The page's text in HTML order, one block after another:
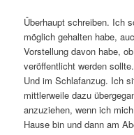
Überhaupt schreiben. Ich
möglich gehalten habe,
Vorstellung davon habe,
veröffentlicht werden sollte.
Und im Schlafanzug. Ich
mittlerweile dazu
anzuziehen, wenn ich
Hause bin und dann am